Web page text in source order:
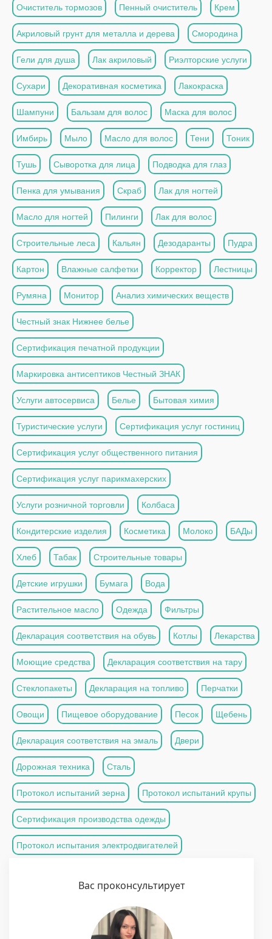
Очиститель тормозов Пенный очиститель Крем
Акриловый грунт для металла и дерева Смородина
Гели для душа Лак акриловый Риэлторские услуги
Сухари Декоративная косметика Лакокраска
Шампуни Бальзам для волос Маска для волос
Имбирь Мыло Масло для волос Тени Тоник
Тушь Сыворотка для лица Подводка для глаз
Пенка для умывания Скраб Лак для ногтей
Масло для ногтей Пилинги Лак для волос
Строительные леса Кальян Дезодаранты Пудра
Картон Влажные салфетки Корректор Лестницы
Румяна Монитор Анализ химических веществ
Честный знак Нижнее белье
Сертификация печатной продукции
Маркировка антисептиков Честный ЗНАК
Услуги автосервиса Белье Бытовая химия
Туристические услуги Сертификация услуг гостиниц
Сертификация услуг общественного питания
Сертификация услуг парикмахерских
Услуги розничной торговли Колбаса
Кондитерские изделия Косметика Молоко БАДы
Хлеб Табак Строительные товары
Детские игрушки Бумага Вода
Растительное масло Одежда Фильтры
Декларация соответствия на обувь Котлы Лекарства
Моющие средства Декларация соответствия на тару
Стеклопакеты Декларация на топливо Перчатки
Овощи Пищевое оборудование Песок Щебень
Декларация соответствия на эмаль Двери
Дорожная техника Сталь
Протокол испытаний зерна Протокол испытаний крупы
Сертификация производства одежды
Протокол испытания электродвигателей
Вас проконсультирует